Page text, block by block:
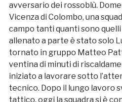
avversario dei rossoblù.
Vicenza di Colombo, una
campo tanti quanti sono
allenato a parte è stato solo
tornato in gruppo Matteo
ventina di minuti di
iniziato a lavorare sotto
tecnico. Dopo il lungo lavoro
tattico, oggi la squadra si è